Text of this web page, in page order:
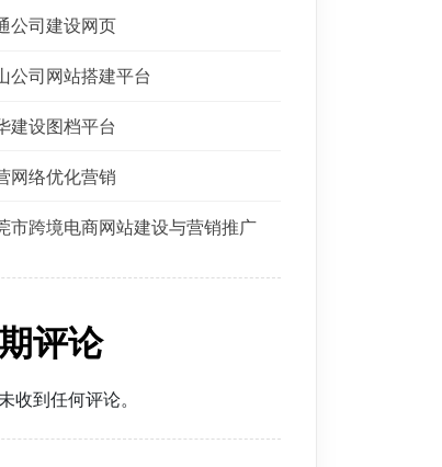
公司建设网页
公司网站搭建平台
建设图档平台
网络优化营销
市跨境电商网站建设与营销推广
评论
收到任何评论。